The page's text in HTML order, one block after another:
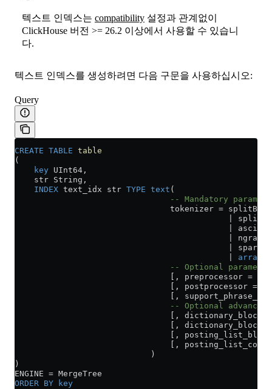
텍스트 인덱스는 compatibility 설정과 관계없이
ClickHouse 버전 >= 26.2 이상에서 사용할 수 있습니
다.
텍스트 인덱스를 생성하려면 다음 구문을 사용하십시오:
Query
CREATE TABLE table
(
    key
UInt64,
    str String,
    INDEX
text_idx str TYPE text (
-- Mandatory
                                tokenizer
=
|
|
|
|
array
-- Optional
[, preprocessor =
[, postprocessor =
[,
-- Optional advanced
[,
[,
[,
[,
                            )
)
ENGINE = MergeTree
ORDER BY key